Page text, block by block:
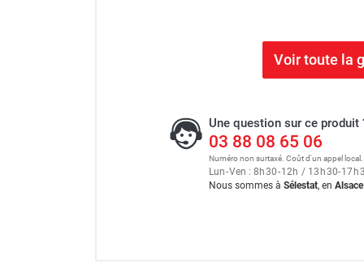
Voir toute la
Une question sur ce produit
03 88 08 65 06
Numéro non surtaxé. Coût d'un appel local.
Lun-Ven : 8h30-12h / 13h30-17h
Nous sommes à Sélestat, en Alsace